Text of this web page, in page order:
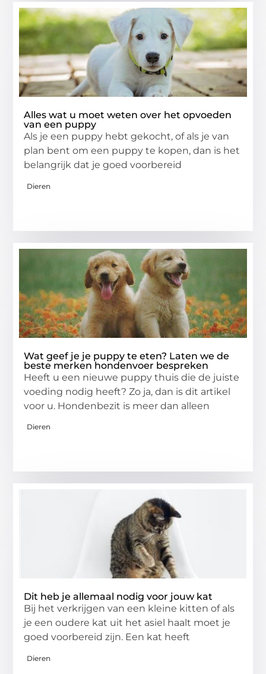
Alles wat u moet weten over het opvoeden
van een puppy
Als je een puppy hebt gekocht, of als je van
plan bent om een puppy te kopen, dan is het
belangrijk dat je goed voorbereid
Dieren
Wat geef je je puppy te eten? Laten we de
beste merken hondenvoer bespreken
Heeft u een nieuwe puppy thuis die de juiste
voeding nodig heeft? Zo ja, dan is dit artikel
voor u. Hondenbezit is meer dan alleen
Dieren
Dit heb je allemaal nodig voor jouw kat
Bij het verkrijgen van een kleine kitten of als
je een oudere kat uit het asiel haalt moet je
goed voorbereid zijn. Een kat heeft
Dieren